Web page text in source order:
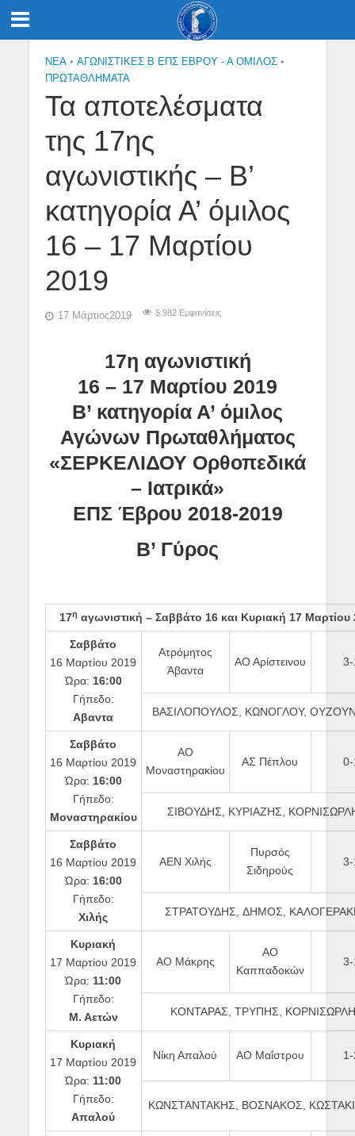
NEA • ΑΓΩΝΙΣΤΙΚΕΣ Β ΕΠΣ ΕΒΡΟΥ - Α ΟΜΙΛΟΣ •
ΠΡΩΤΑΘΛΉΜΑΤΑ
Τα αποτελέσματα
της 17ης
αγωνιστικής – Β’
κατηγορία Α’ όμιλος
16 – 17 Μαρτίου
2019
17 Μάρτιος2019 5.982 Εμφανίσεις
17η αγωνιστική
16 – 17 Μαρτίου 2019
Β’ κατηγορία Α’ όμιλος
Αγώνων Πρωταθλήματος
«ΣΕΡΚΕΛΙΔΟΥ Ορθοπεδικά
– Ιατρικά»
ΕΠΣ Έβρου 2018-2019
Β’ Γύρος
17η αγωνιστική – Σαββάτο 16 και Κυριακή 17 Μαρτίου
Σαββάτο
16 Μαρτίου 2019
Ώρα: 16:00
Γήπεδο:
Αβαντα
Ατρόμητος
Άβαντα
ΑΟ Αρίστεινου
ΒΑΣΙΛΟΠΟΥΛΟΣ, ΚΩΝΟΓΛΟΥ,
Σαββάτο
16 Μαρτίου 2019
Ώρα: 16:00
Γήπεδο:
Μοναστηρακίου
ΑΟ
Μοναστηρακίου
ΑΣ Πέπλου
ΣΙΒΟΥΔΗΣ, ΚΥΡΙΑΖΗΣ,
Σαββάτο
16 Μαρτίου 2019
Ώρα: 16:00
Γήπεδο:
Χιλής
ΑΕΝ Χιλής
Πυρσός
Σιδηρούς
ΣΤΡΑΤΟΥΔΗΣ, ΔΗΜΟΣ,
Κυριακή
17 Μαρτίου 2019
Ώρα: 11:00
Γήπεδο:
Μ. Αετών
ΑΟ Μάκρης
ΑΟ
Καππαδοκών
ΚΟΝΤΑΡΑΣ, ΤΡΥΠΗΣ,
Κυριακή
17 Μαρτίου 2019
Ώρα: 11:00
Γήπεδο:
Απαλού
Νίκη Απαλού ΑΟ Μαΐστρου
ΚΩΝΣΤΑΝΤΑΚΗΣ, ΒΟΣΝΑΚΟΣ,